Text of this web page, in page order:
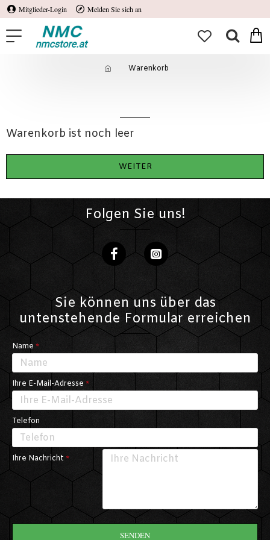
Mitglieder-Login Melden Sie sich an
Warenkorb
Warenkorb ist noch leer
WEITER
Folgen Sie uns!
Sie können uns über das
untenstehende Formular erreichen
Name
Ihre E-Mail-Adresse
Telefon
Ihre Nachricht
SENDEN